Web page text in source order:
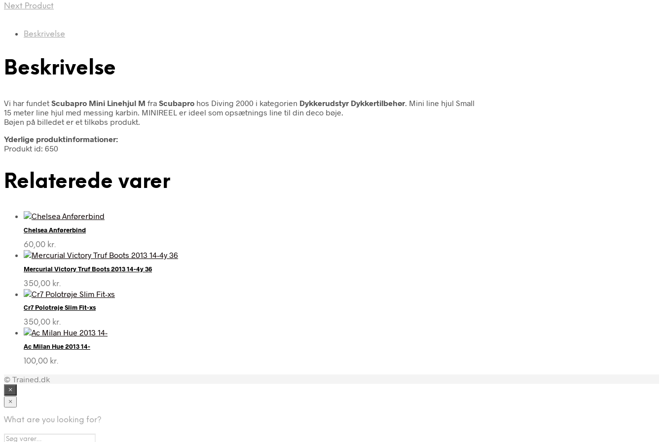
Next Product
Beskrivelse
Beskrivelse
Vi har fundet Scubapro Mini Linehjul M fra Scubapro hos Diving 2000 i kategorien Dykkerudstyr Dykkertilbehør . Mini line hjul Small
15 meter line hjul med messing karbin. MINIREEL er ideel som opsætnings line til din deco bøje.
Bøjen på billedet er et tilkøbs produkt.
Yderlige produktinformationer:
Produkt id: 650
Relaterede varer
Chelsea Anførerbind
60,00 kr.
Mercurial Victory Truf Boots 2013 14-4y 36
350,00 kr.
Cr7 Polotrøje Slim Fit-xs
350,00 kr.
Ac Milan Hue 2013 14-
100,00 kr.
© Trained.dk
×
×
What are you looking for?